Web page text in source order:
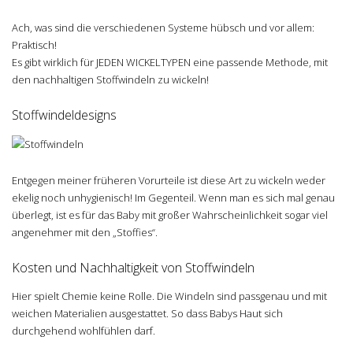
Ach, was sind die verschiedenen Systeme hübsch und vor allem:
Praktisch!
Es gibt wirklich für JEDEN WICKELTYPEN eine passende Methode, mit
den nachhaltigen Stoffwindeln zu wickeln!
Stoffwindeldesigns
Entgegen meiner früheren Vorurteile ist diese Art zu wickeln weder
ekelig noch unhygienisch! Im Gegenteil. Wenn man es sich mal genau
überlegt, ist es für das Baby mit großer Wahrscheinlichkeit sogar viel
angenehmer mit den „Stoffies“.
Kosten und Nachhaltigkeit von Stoffwindeln
Hier spielt Chemie keine Rolle. Die Windeln sind passgenau und mit
weichen Materialien ausgestattet. So dass Babys Haut sich
durchgehend wohlfühlen darf.